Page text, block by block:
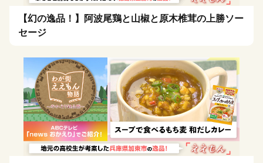
【幻の逸品！】阿波尾鶏と山椒と原木椎茸の上勝ソー
セージ